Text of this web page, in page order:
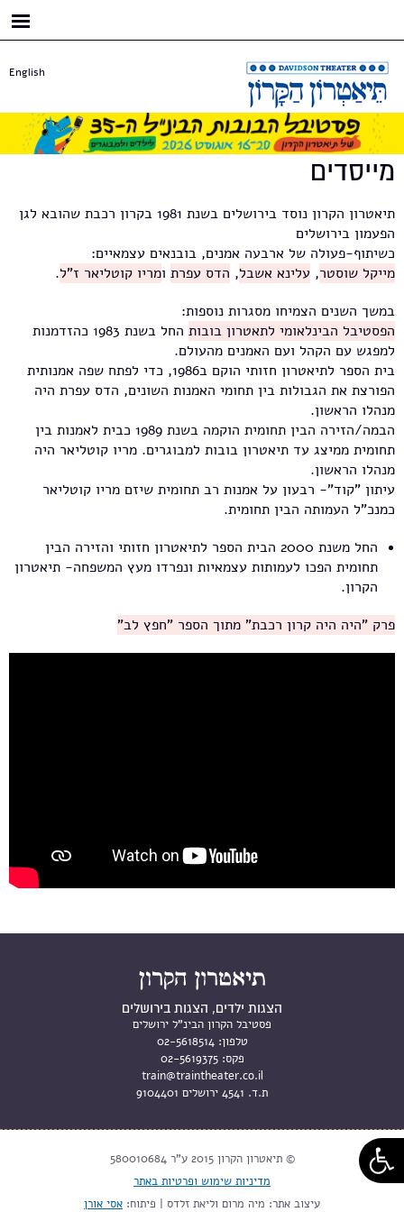
English
מייסדים
תיאטרון הקרון נוסד בירושלים בשנת 1981 בקרון רכבת שהובא לגן
הפעמון בירושלים
כשיתוף-פעולה של ארבעה אמנים, בובנאים עצמאיים:
מייקל שוסטר, עלינא אשבל, הדס עפרת ומריו קוטליאר ז"ל.
במשך השנים הצמיחו מסגרות נוספות:
הפסטיבל הבינלאומי לתאטרון בובות
החל בשנת 1983 כהזדמנות
למפגש עם הקהל ועם האמנים מהעולם.
בית הספר לתיאטרון חזותי הוקם ב1986, כדי לפתח שפה אמנותית
הפורצת את הגבולות בין תחומי האמנות השונים, הדס עפרת היה
מנהלו הראשון.
הבמה/הזירה הבין תחומית הוקמה בשנת 1989 כבית לאמנות בין
תחומית ממיצג עד תיאטרון בובות למבוגרים. מריו קוטליאר היה
מנהלו הראשון.
עיתון "קוד"- רבעון על אמנות רב תחומית שיזם מריו קוטליאר
כמנכ"ל העמותה הבין תחומית.
החל משנת 2000 הבית הספר לתיאטרון חזותי והזירה הבין
תחומית הפכו לעמותות עצמאיות ונפרדו מעץ המשפחה- תיאטרון
הקרון.
פרק "היה היה קרון רכבת" מתוך הספר "חפץ לב"
הצגות ילדים, הצגות בירושלים
פסטיבל הקרון הבינ"ל ירושלים
טלפון: 02-5618514
פקס: 02-5619375
train@traintheater.co.il
ת.ד. 4541 ירושלים 9104401
© תיאטרון הקרון 2015 ע"ר 580010684
מדיניות שימוש ופרטיות באתר
עיצוב אתר: מיה מרום וליאת זלדס | פיתוח: אסי אורן